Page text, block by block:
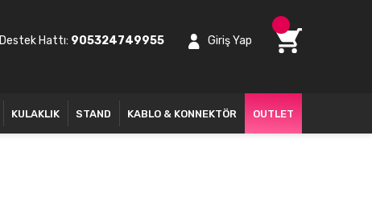
Destek Hattı: 905324749955 Giriş Yap
KULAKLIK STAND KABLO & KONNEKTÖR OUTLET